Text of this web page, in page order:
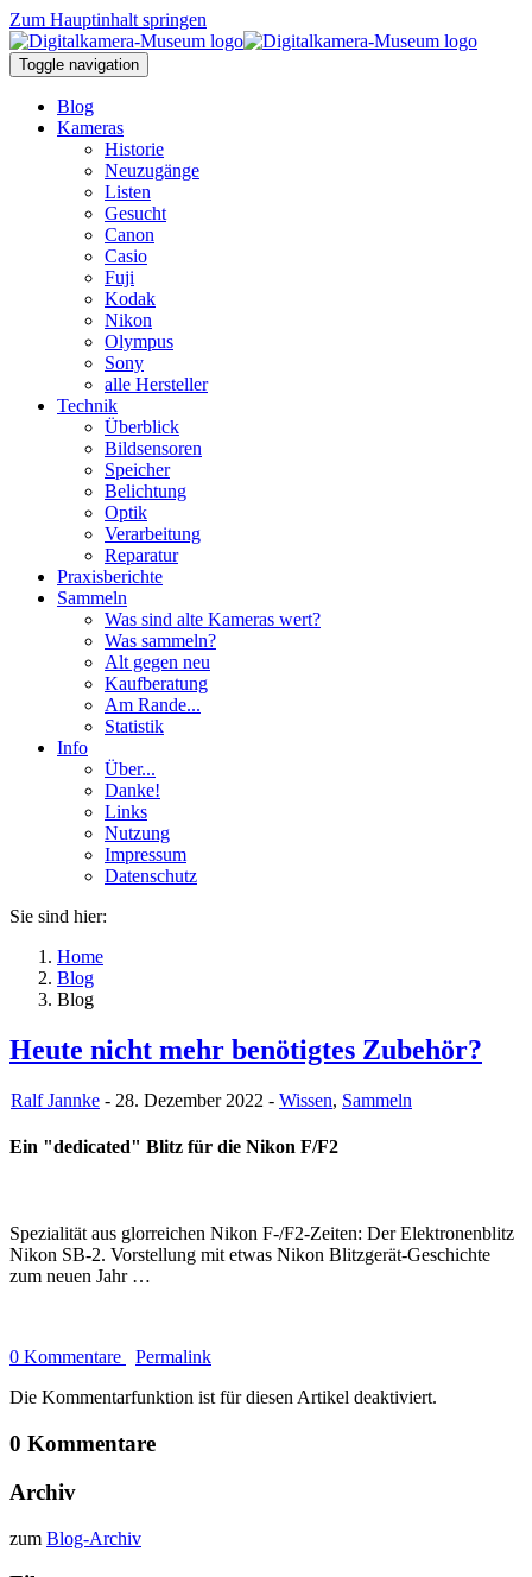
Zum Hauptinhalt springen
Toggle navigation
Blog
Kameras
Historie
Neuzugänge
Listen
Gesucht
Canon
Casio
Fuji
Kodak
Nikon
Olympus
Sony
alle Hersteller
Technik
Überblick
Bildsensoren
Speicher
Belichtung
Optik
Verarbeitung
Reparatur
Praxisberichte
Sammeln
Was sind alte Kameras wert?
Was sammeln?
Alt gegen neu
Kaufberatung
Am Rande...
Statistik
Info
Über...
Danke!
Links
Nutzung
Impressum
Datenschutz
Sie sind hier:
Home
Blog
Blog
Heute nicht mehr benötigtes Zubehör?
Ralf Jannke - 28. Dezember 2022 - Wissen, Sammeln
Ein "dedicated" Blitz für die Nikon F/F2
Spezialität aus glorreichen Nikon F-/F2-Zeiten: Der Elektronenblitz
Nikon SB-2. Vorstellung mit etwas Nikon Blitzgerät-Geschichte
zum neuen Jahr …
0 Kommentare
Permalink
Die Kommentarfunktion ist für diesen Artikel deaktiviert.
0 Kommentare
Archiv
zum Blog-Archiv